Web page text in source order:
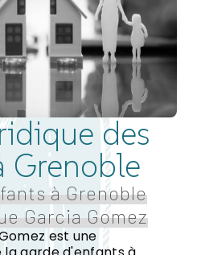
des
Grenoble
à Grenoble
Garcia Gomez
est une